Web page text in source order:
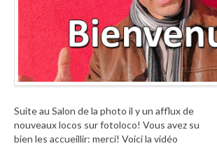
Suite au Salon de la photo il y un afflux de
nouveaux locos sur fotoloco! Vous avez su
bien les accueillir: merci! Voici la vidéo